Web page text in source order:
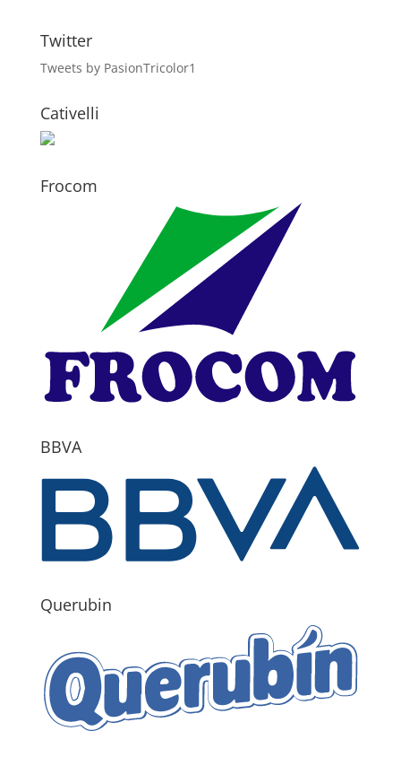
Twitter
Tweets by PasionTricolor1
Cativelli
Frocom
BBVA
Querubin